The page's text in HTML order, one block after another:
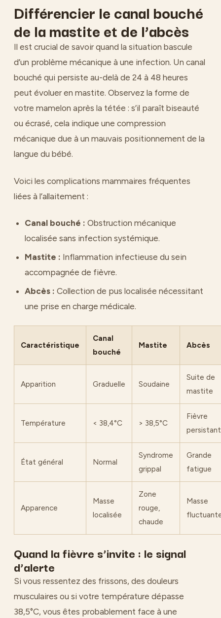
Différencier le canal bouché
de la mastite et de l’abcès
Il est crucial de savoir quand la situation bascule
d’un problème mécanique à une infection. Un canal
bouché qui persiste au-delà de 24 à 48 heures
peut évoluer en mastite. Observez la forme de
votre mamelon après la tétée : s’il paraît biseauté
ou écrasé, cela indique une compression
mécanique due à un mauvais positionnement de la
langue du bébé.
Voici les complications mammaires fréquentes
liées à l’allaitement :
Canal bouché : Obstruction mécanique
localisée sans infection systémique.
Mastite : Inflammation infectieuse du sein
accompagnée de fièvre.
Abcès : Collection de pus localisée nécessitant
une prise en charge médicale.
Caractéristique
Canal
bouché
Mastite Abcès
Apparition Graduelle Soudaine
Suite de
mastite
Température < 38,4°C > 38,5°C
Fièvre
État général Normal
Syndrome
grippal
Grande
fatigue
Apparence
Masse
localisée
Zone
rouge,
chaude
Masse
Quand la fièvre s’invite : le signal
d’alerte
Si vous ressentez des frissons, des douleurs
musculaires ou si votre température dépasse
38,5°C, vous êtes probablement face à une